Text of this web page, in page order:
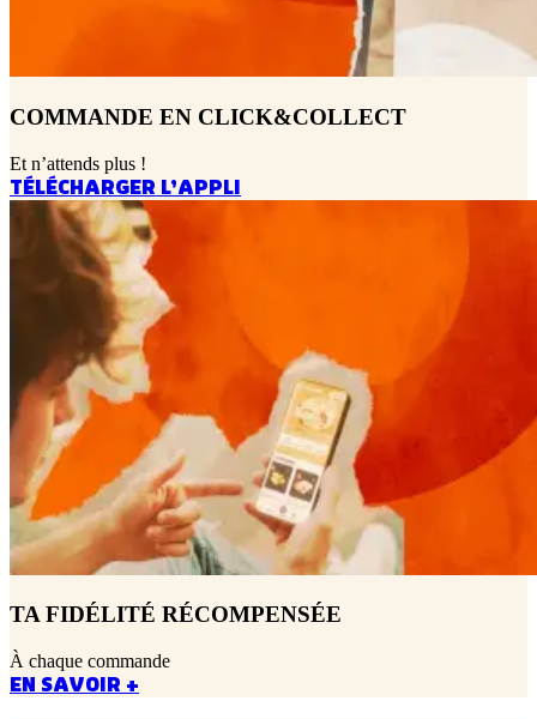
COMMANDE EN CLICK&COLLECT
Et n’attends plus !
TÉLÉCHARGER L’APPLI
TA FIDÉLITÉ RÉCOMPENSÉE
À chaque commande
EN SAVOIR +